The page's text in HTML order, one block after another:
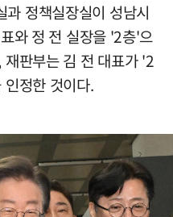
정책실장실이 성남시
와 정 전 실장을 '2층'으
판부는 김 전 대표가 '2
정한 것이다.